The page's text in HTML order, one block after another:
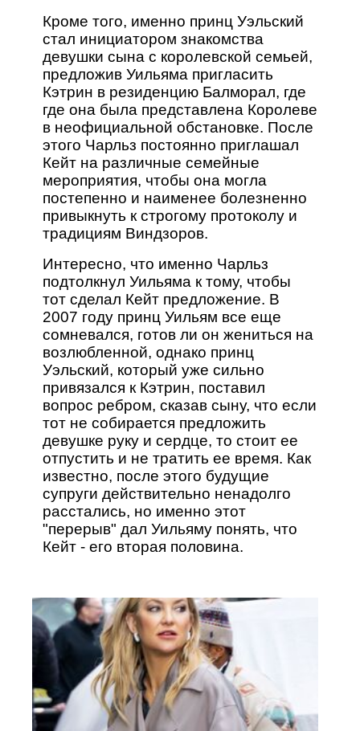
Кроме того, именно принц Уэльский
стал инициатором знакомства
девушки сына с королевской семьей,
предложив Уильяма пригласить
Кэтрин в резиденцию Балморал, где
где она была представлена Королеве
в неофициальной обстановке. После
этого Чарльз постоянно приглашал
Кейт на различные семейные
мероприятия, чтобы она могла
постепенно и наименее болезненно
привыкнуть к строгому протоколу и
традициям Виндзоров.
Интересно, что именно Чарльз
подтолкнул Уильяма к тому, чтобы
тот сделал Кейт предложение. В
2007 году принц Уильям все еще
сомневался, готов ли он жениться на
возлюбленной, однако принц
Уэльский, который уже сильно
привязался к Кэтрин, поставил
вопрос ребром, сказав сыну, что если
тот не собирается предложить
девушке руку и сердце, то стоит ее
отпустить и не тратить ее время. Как
известно, после этого будущие
супруги действительно ненадолго
расстались, но именно этот
"перерыв" дал Уильяму понять, что
Кейт - его вторая половина.